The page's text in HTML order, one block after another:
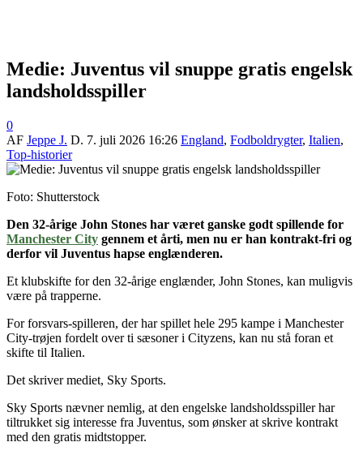
Medie: Juventus vil snuppe gratis engelsk
landsholdsspiller
0
AF Jeppe J. D. 7. juli 2026 16:26 England, Fodboldrygter, Italien,
Top-historier
Foto: Shutterstock
Den 32-årige John Stones har været ganske godt spillende for
Manchester City gennem et årti, men nu er han kontrakt-fri og
derfor vil Juventus hapse englænderen.
Et klubskifte for den 32-årige englænder, John Stones, kan muligvis
være på trapperne.
For forsvars-spilleren, der har spillet hele 295 kampe i Manchester
City-trøjen fordelt over ti sæsoner i Cityzens, kan nu stå foran et
skifte til Italien.
Det skriver mediet, Sky Sports.
Sky Sports nævner nemlig, at den engelske landsholdsspiller har
tiltrukket sig interesse fra Juventus, som ønsker at skrive kontrakt
med den gratis midtstopper.